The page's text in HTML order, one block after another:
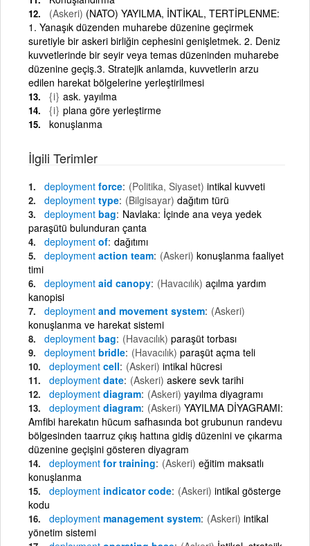
(Askeri) (NATO) YAYILMA, İNTİKAL, TERTİPLENME:
1. Yanaşık düzenden muharebe düzenine geçirmek
suretiyle bir askeri birliğin cephesini genişletmek. 2. Deniz
kuvvetlerinde bir seyir veya temas düzeninden muharebe
düzenine geçiş.3. Stratejik anlamda, kuvvetlerin arzu
edilen harekat bölgelerine yerleştirilmesi
{i} ask. yayılma
{i} plana göre yerleştirme
konuşlanma
İlgili Terimler
deployment force (Politika, Siyaset) intikal kuvveti
deployment type (Bilgisayar) dağıtım türü
deployment bag Navlaka: İçinde ana veya yedek
paraşütü bulunduran çanta
deployment of dağıtımı
deployment action team (Askeri) konuşlanma faaliyet
timi
deployment aid canopy (Havacılık) açılma yardım
kanopisi
deployment and movement system (Askeri)
konuşlanma ve harekat sistemi
deployment bag (Havacılık) paraşüt torbası
deployment bridle (Havacılık) paraşüt açma teli
deployment cell (Askeri) intikal hücresi
deployment date (Askeri) askere sevk tarihi
deployment diagram (Askeri) yayılma diyagramı
deployment diagram (Askeri) YAYILMA DİYAGRAMI:
Amfibi harekatın hücum safhasında bot grubunun randevu
bölgesinden taarruz çıkış hattına gidiş düzenini ve çıkarma
düzenine geçişini gösteren diyagram
deployment for training (Askeri) eğitim maksatlı
konuşlanma
deployment indicator code (Askeri) intikal gösterge
kodu
deployment management system (Askeri) intikal
yönetim sistemi